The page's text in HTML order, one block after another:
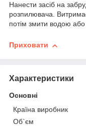
Нанести засіб на
розпилювача.
потім змити водою
Приховати
Характеристики
Основні
Країна виробник
Об`єм